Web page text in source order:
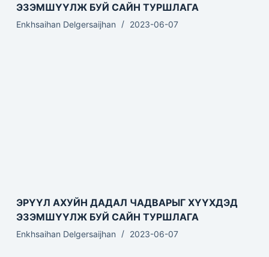
ЭЗЭМШҮҮЛЖ БУЙ САЙН ТУРШЛАГА
Enkhsaihan Delgersaijhan 2023-06-07
ЭРҮҮЛ АХУЙН ДАДАЛ ЧАДВАРЫГ ХҮҮХДЭД
ЭЗЭМШҮҮЛЖ БУЙ САЙН ТУРШЛАГА
Enkhsaihan Delgersaijhan 2023-06-07